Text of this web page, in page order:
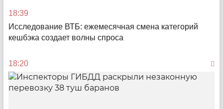
14:16
18:39
Исследование ВТБ: ежемесячная смена категорий
кешбэка создает волны спроса
18:20